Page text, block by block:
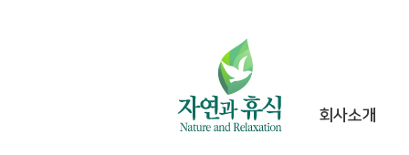
회사소개